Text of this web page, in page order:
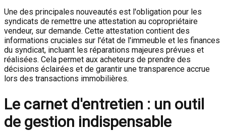
Une des principales nouveautés est l'obligation pour les
syndicats de remettre une attestation au copropriétaire
vendeur, sur demande. Cette attestation contient des
informations cruciales sur l'état de l'immeuble et les finances
du syndicat, incluant les réparations majeures prévues et
réalisées. Cela permet aux acheteurs de prendre des
décisions éclairées et de garantir une transparence accrue
lors des transactions immobilières.
Le carnet d'entretien : un outil
de gestion indispensable